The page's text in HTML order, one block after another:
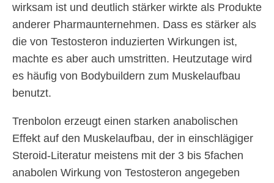
wirksam ist und deutlich stärker wirkte als Produkte
anderer Pharmaunternehmen. Dass es stärker als
die von Testosteron induzierten Wirkungen ist,
machte es aber auch umstritten. Heutzutage wird
es häufig von Bodybuildern zum Muskelaufbau
benutzt.
Trenbolon erzeugt einen starken anabolischen
Effekt auf den Muskelaufbau, der in einschlägiger
Steroid-Literatur meistens mit der 3 bis 5fachen
anabolen Wirkung von Testosteron angegeben